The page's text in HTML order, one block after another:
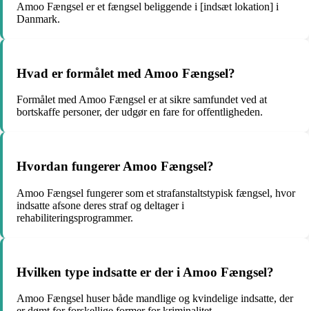
Amoo Fængsel er et fængsel beliggende i [indsæt lokation] i
Danmark.
Hvad er formålet med Amoo Fængsel?
Formålet med Amoo Fængsel er at sikre samfundet ved at
bortskaffe personer, der udgør en fare for offentligheden.
Hvordan fungerer Amoo Fængsel?
Amoo Fængsel fungerer som et strafanstaltstypisk fængsel, hvor
indsatte afsone deres straf og deltager i
rehabiliteringsprogrammer.
Hvilken type indsatte er der i Amoo Fængsel?
Amoo Fængsel huser både mandlige og kvindelige indsatte, der